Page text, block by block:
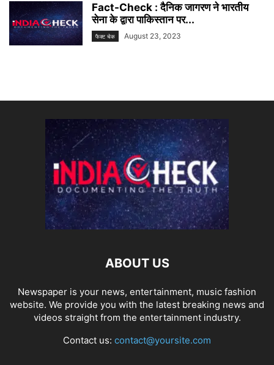
Fact-Check : दैनिक जागरण ने भारतीय
सेना के द्वारा पाकिस्तान पर...
फैक्ट चेक August 23, 2023
ABOUT US
Newspaper is your news, entertainment, music fashion
website. We provide you with the latest breaking news and
videos straight from the entertainment industry.
Contact us: contact@yoursite.com